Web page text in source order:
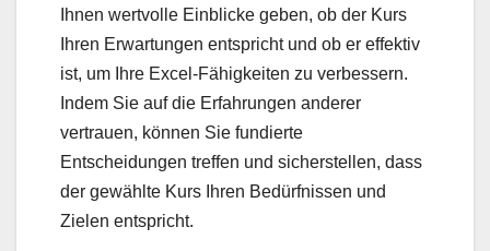
Ihnen wertvolle Einblicke geben, ob der Kurs
Ihren Erwartungen entspricht und ob er effektiv
ist, um Ihre Excel-Fähigkeiten zu verbessern.
Indem Sie auf die Erfahrungen anderer
vertrauen, können Sie fundierte
Entscheidungen treffen und sicherstellen, dass
der gewählte Kurs Ihren Bedürfnissen und
Zielen entspricht.